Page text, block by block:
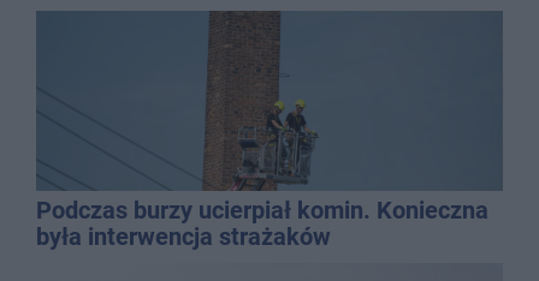
Podczas burzy ucierpiał komin. Konieczna
była interwencja strażaków